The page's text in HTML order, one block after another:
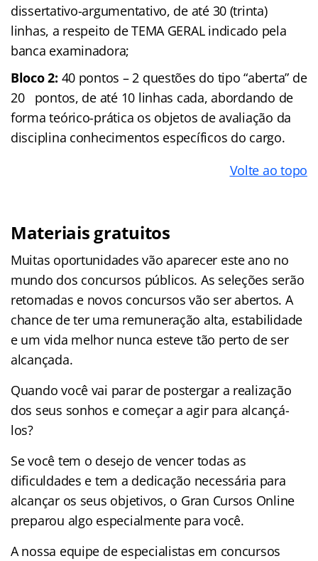
dissertativo-argumentativo, de até 30 (trinta)
linhas, a respeito de TEMA GERAL indicado pela
banca examinadora;
Bloco 2: 40 pontos – 2 questões do tipo “aberta” de
20 pontos, de até 10 linhas cada, abordando de
forma teórico-prática os objetos de avaliação da
disciplina conhecimentos específicos do cargo.
Volte ao topo
Materiais gratuitos
Muitas oportunidades vão aparecer este ano no
mundo dos concursos públicos. As seleções serão
retomadas e novos concursos vão ser abertos. A
chance de ter uma remuneração alta, estabilidade
e um vida melhor nunca esteve tão perto de ser
alcançada.
Quando você vai parar de postergar a realização
dos seus sonhos e começar a agir para alcançá-
los?
Se você tem o desejo de vencer todas as
dificuldades e tem a dedicação necessária para
alcançar os seus objetivos, o Gran Cursos Online
preparou algo especialmente para você.
A nossa equipe de especialistas em concursos